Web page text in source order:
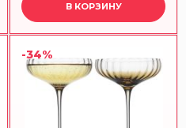
В КОРЗИНУ
-34%